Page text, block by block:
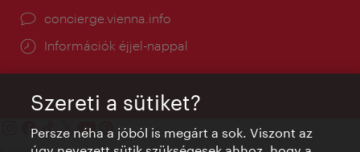
concierge.vienna.info
Információk éjjel-nappal
Szereti a sütiket?
Persze néha a jóból is megárt a sok. Viszont az